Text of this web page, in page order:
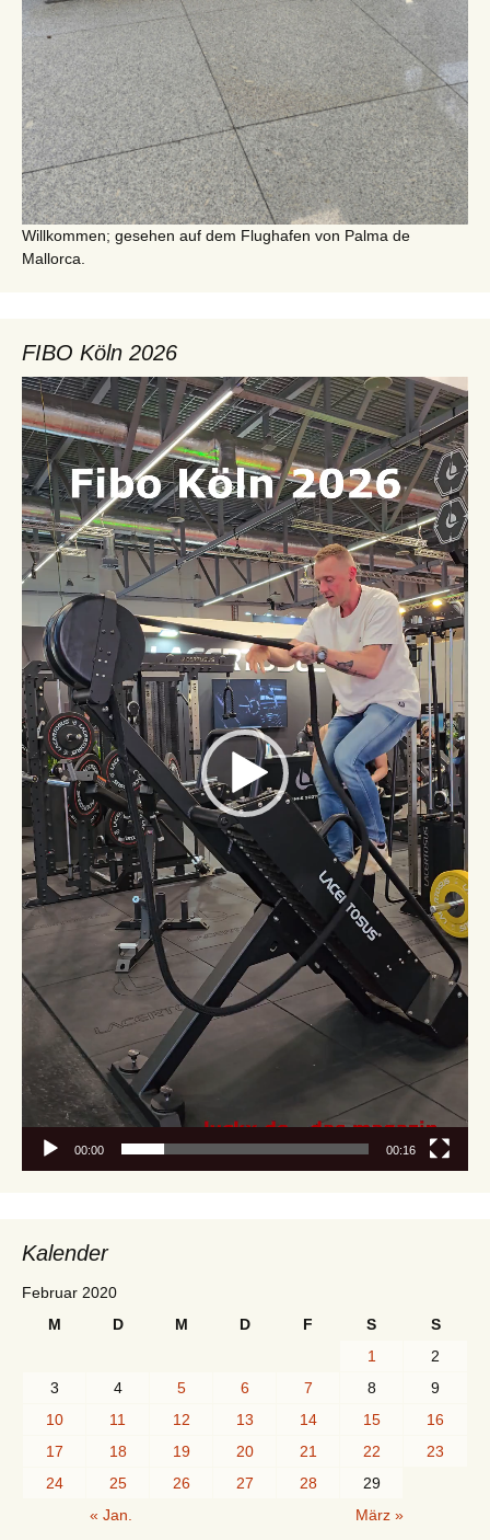
Willkommen; gesehen auf dem Flughafen von Palma de
Mallorca.
FIBO Köln 2026
Video-
Player
00:00 00:16
Kalender
Februar 2020
M
D M D F S
S
1
2
3
4 5 6 7 8
9
10
11 12 13 14 15
16
17
18 19 20 21 22
23
24
25 26 27 28
29
« Jan.
März »